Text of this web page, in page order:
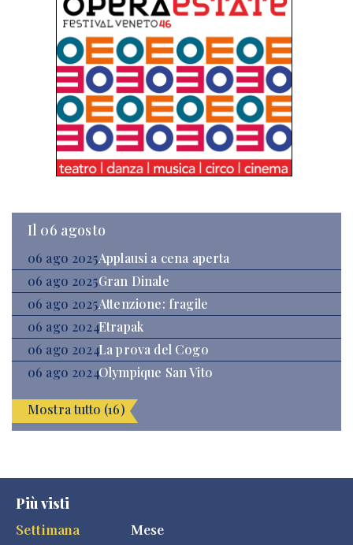
Il 06 agosto
06 ago 2025Applausi a cena aperta
06 ago 2025Gran Dinale
06 ago 2025Attenzione: fragile
06 ago 2024Etrapak
06 ago 2024La prova del Cogo
06 ago 2024Olympique San Vito
Mostra tutto (16)
Più visti
Settimana
Mese